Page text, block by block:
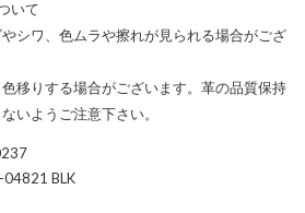
いて
シワ、色ムラや擦れが見られる場合がござ
移りする場合がございます。革の品質保持
いようご注意下さい。
04821 BLK